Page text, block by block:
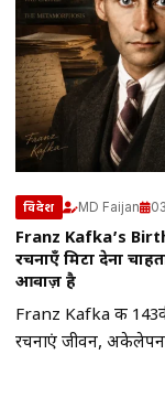
विदेश MD Faijan
Franz Kafka’s
रचनाएँ मिटा देना
आवाज़ है
Franz Kafka की
रचनाएं जीवन,